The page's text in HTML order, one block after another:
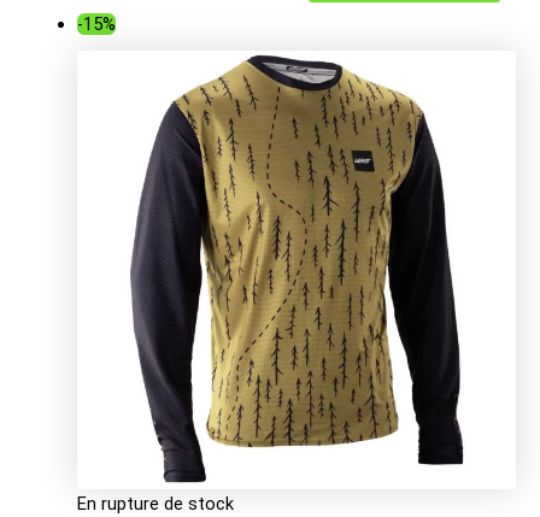
initial
était :
49.99€.
actuel
est :
42.45€.
-15%
En rupture de stock